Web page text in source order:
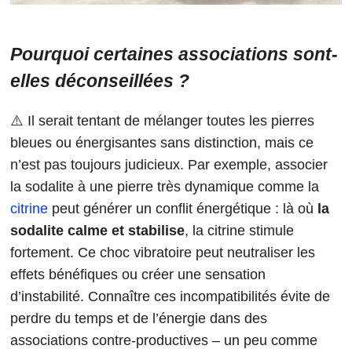
Pourquoi certaines associations sont-
elles déconseillées ?
⚠️ Il serait tentant de mélanger toutes les pierres
bleues ou énergisantes sans distinction, mais ce
n’est pas toujours judicieux. Par exemple, associer
la sodalite à une pierre très dynamique comme la
citrine peut générer un conflit énergétique : là où la
sodalite calme et stabilise, la citrine stimule
fortement. Ce choc vibratoire peut neutraliser les
effets bénéfiques ou créer une sensation
d’instabilité. Connaître ces incompatibilités évite de
perdre du temps et de l’énergie dans des
associations contre-productives – un peu comme